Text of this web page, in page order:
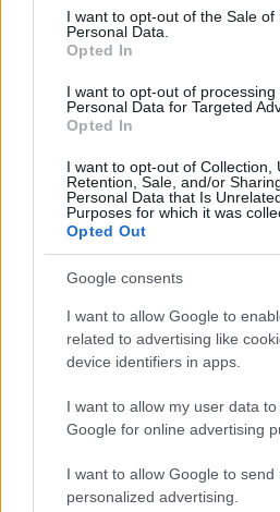
I want to opt-out of the Sale of
Personal Data.
Opted In
I want to opt-out of processing
Personal Data for Targeted
Opted In
I want to opt-out of Collection,
Retention, Sale, and/or
Personal Data that Is
Purposes for which it was
Opted Out
Google consents
I want to allow Google to
related to advertising like
device identifiers in apps.
I want to allow my user data
Google for online advertising
I want to allow Google to send
personalized advertising.
di tutti noi adulti, soprattutto
responsabilità e sa che le
diffusione.
reale strumento di crescita,
positivi ed umani che sono
convivenza: da sempre
giornalismo è presidio della
funzione di presidio
importante e
cittadini sui grandi temi che
giornalismo del passato
affrontati dal decisore
questa dimensione alta e